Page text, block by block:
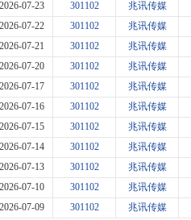
2026-07-23
301102 兆讯传媒
2026-07-22
301102 兆讯传媒
2026-07-21
301102 兆讯传媒
2026-07-20
301102 兆讯传媒
2026-07-17
301102 兆讯传媒
2026-07-16
301102 兆讯传媒
2026-07-15
301102 兆讯传媒
2026-07-14
301102 兆讯传媒
2026-07-13
301102 兆讯传媒
2026-07-10
301102 兆讯传媒
2026-07-09
301102 兆讯传媒